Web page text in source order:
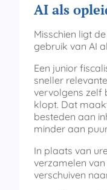
AI als
Misschien ligt
gebruik van AI
Een junior
sneller
vervolgens zelf
klopt. Dat
besteden aan
minder aan
In plaats van
verzamelen
verschuiven